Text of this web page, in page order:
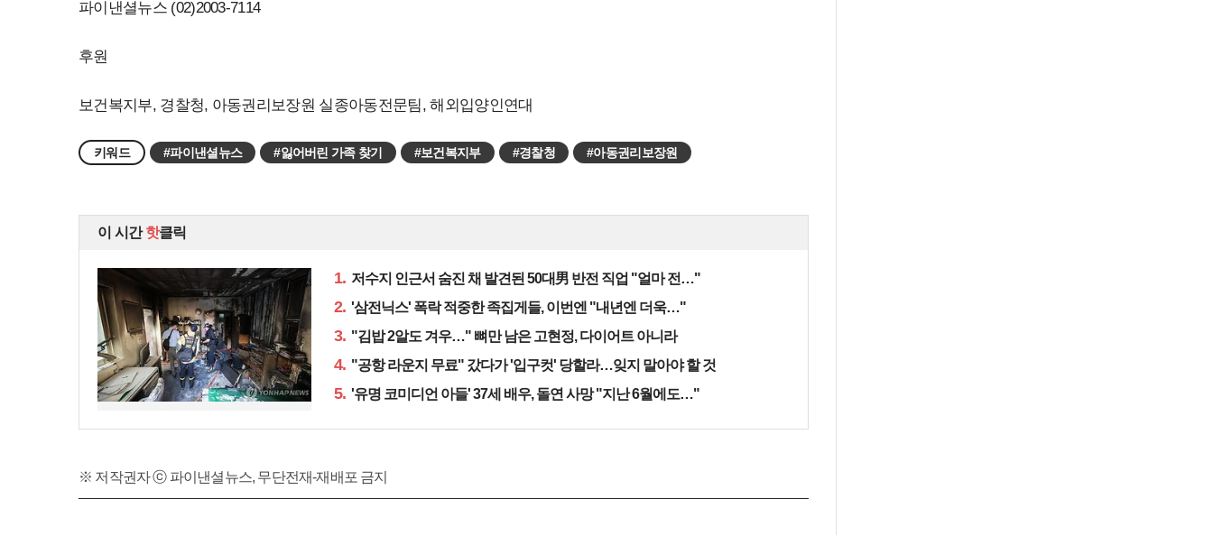
파이낸셜뉴스 (02)2003-7114
후원
보건복지부, 경찰청, 아동권리보장원 실종아동전문팀, 해외입양인연대
키워드 #파이낸셜뉴스 #잃어버린 가족 찾기 #보건복지부 #경찰청 #아동권리보장원
이 시간핫클릭
1. 저수지 인근서 숨진 채 발견된 50대男 반전 직업 "얼마 전…"
2. '삼전닉스' 폭락 적중한 족집게들, 이번엔 "내년엔 더욱…"
3. "김밥 2알도 겨우…" 뼈만 남은 고현정, 다이어트 아니라
4. "공항 라운지 무료" 갔다가 '입구컷' 당할라…잊지 말아야 할 것
5. '유명 코미디언 아들' 37세 배우, 돌연 사망 "지난 6월에도…"
※ 저작권자 ⓒ 파이낸셜뉴스, 무단전재-재배포 금지